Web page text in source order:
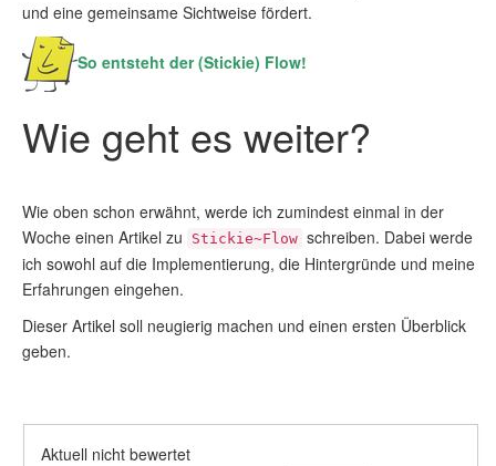
und eine gemeinsame Sichtweise fördert.
So entsteht der (Stickie) Flow!
Wie geht es weiter?
Wie oben schon erwähnt, werde ich zumindest einmal in der
Woche einen Artikel zu
Stickie~Flow schreiben. Dabei werde
ich sowohl auf die Implementierung, die Hintergründe und meine
Erfahrungen eingehen.
Dieser Artikel soll neugierig machen und einen ersten Überblick
geben.
Aktuell nicht bewertet